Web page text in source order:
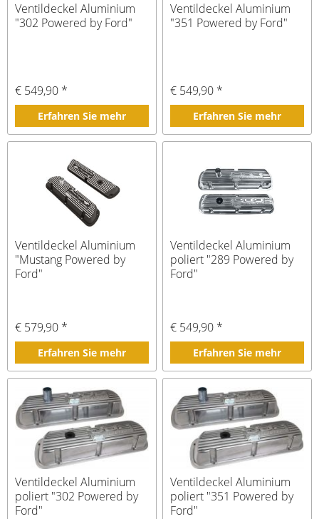
Ventildeckel Aluminium
"302 Powered by Ford"
€ 549,90 *
Erfahren Sie mehr
Ventildeckel Aluminium
"351 Powered by Ford"
€ 549,90 *
Erfahren Sie mehr
Ventildeckel Aluminium
"Mustang Powered by
Ford"
€ 579,90 *
Erfahren Sie mehr
Ventildeckel Aluminium
poliert "289 Powered by
Ford"
€ 549,90 *
Erfahren Sie mehr
Ventildeckel Aluminium
poliert "302 Powered by
Ford"
Ventildeckel Aluminium
poliert "351 Powered by
Ford"